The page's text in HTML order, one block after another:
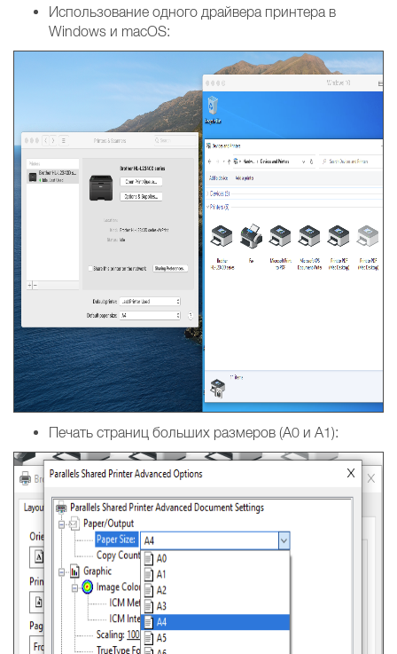
Использование одного драйвера принтера в
Windows и macOS:
Печать страниц больших размеров (A0 и A1):